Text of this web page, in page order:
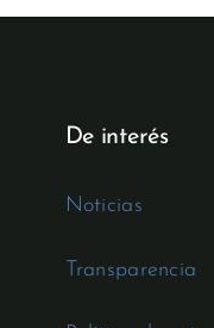
De interés
Noticias
Transparencia